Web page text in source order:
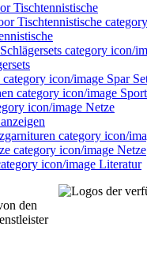
Tischtennistische
Spar
Netze
Netze
Literatur